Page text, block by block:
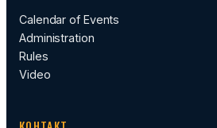
Calendar of Events
Administration
Rules
Video